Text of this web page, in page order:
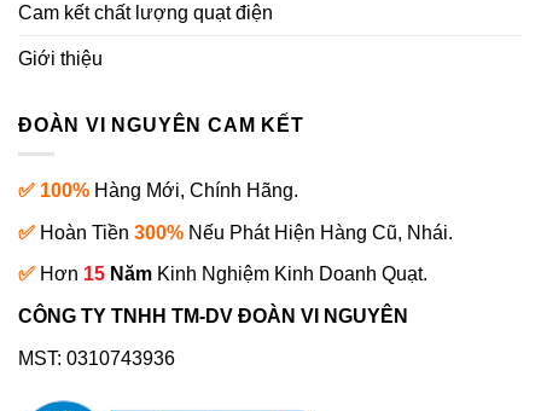
Cam kết chất lượng quạt điện
Giới thiệu
ĐOÀN VI NGUYÊN CAM KẾT
✅ 100% Hàng Mới, Chính Hãng.
✅ Hoàn Tiền 300% Nếu Phát Hiện Hàng Cũ, Nhái.
✅ Hơn 15 Năm Kinh Nghiệm Kinh Doanh Quạt.
CÔNG TY TNHH TM-DV ĐOÀN VI NGUYÊN
MST: 0310743936